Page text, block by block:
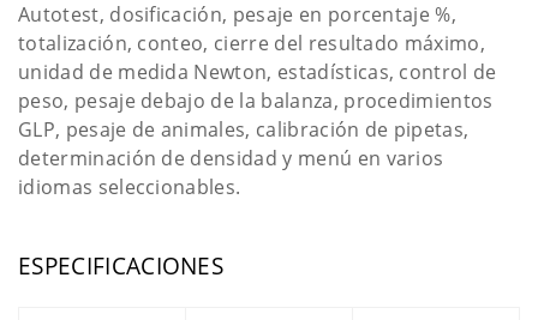
Autotest, dosificación, pesaje en porcentaje %,
totalización, conteo, cierre del resultado máximo,
unidad de medida Newton, estadísticas, control de
peso, pesaje debajo de la balanza, procedimientos
GLP, pesaje de animales, calibración de pipetas,
determinación de densidad y menú en varios
idiomas seleccionables.
ESPECIFICACIONES